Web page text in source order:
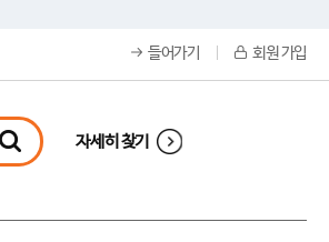
들어가기 회원 가입
자세히 찾기